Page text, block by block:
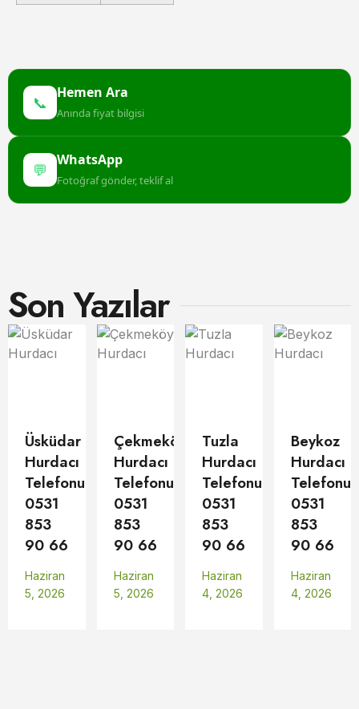
📞
Hemen Ara
Anında fiyat bilgisi
💬
WhatsApp
Fotoğraf gönder, teklif al
Son Yazılar
Üsküdar
Hurdacı
Telefonu
0531
853
90 66
Haziran
5, 2026
Çekmeköy
Hurdacı
Telefonu
0531
853
90 66
Haziran
5, 2026
Tuzla
Hurdacı
Telefonu
0531
853
90 66
Haziran
4, 2026
Beykoz
Hurdacı
Telefonu
0531
853
90 66
Haziran
4, 2026